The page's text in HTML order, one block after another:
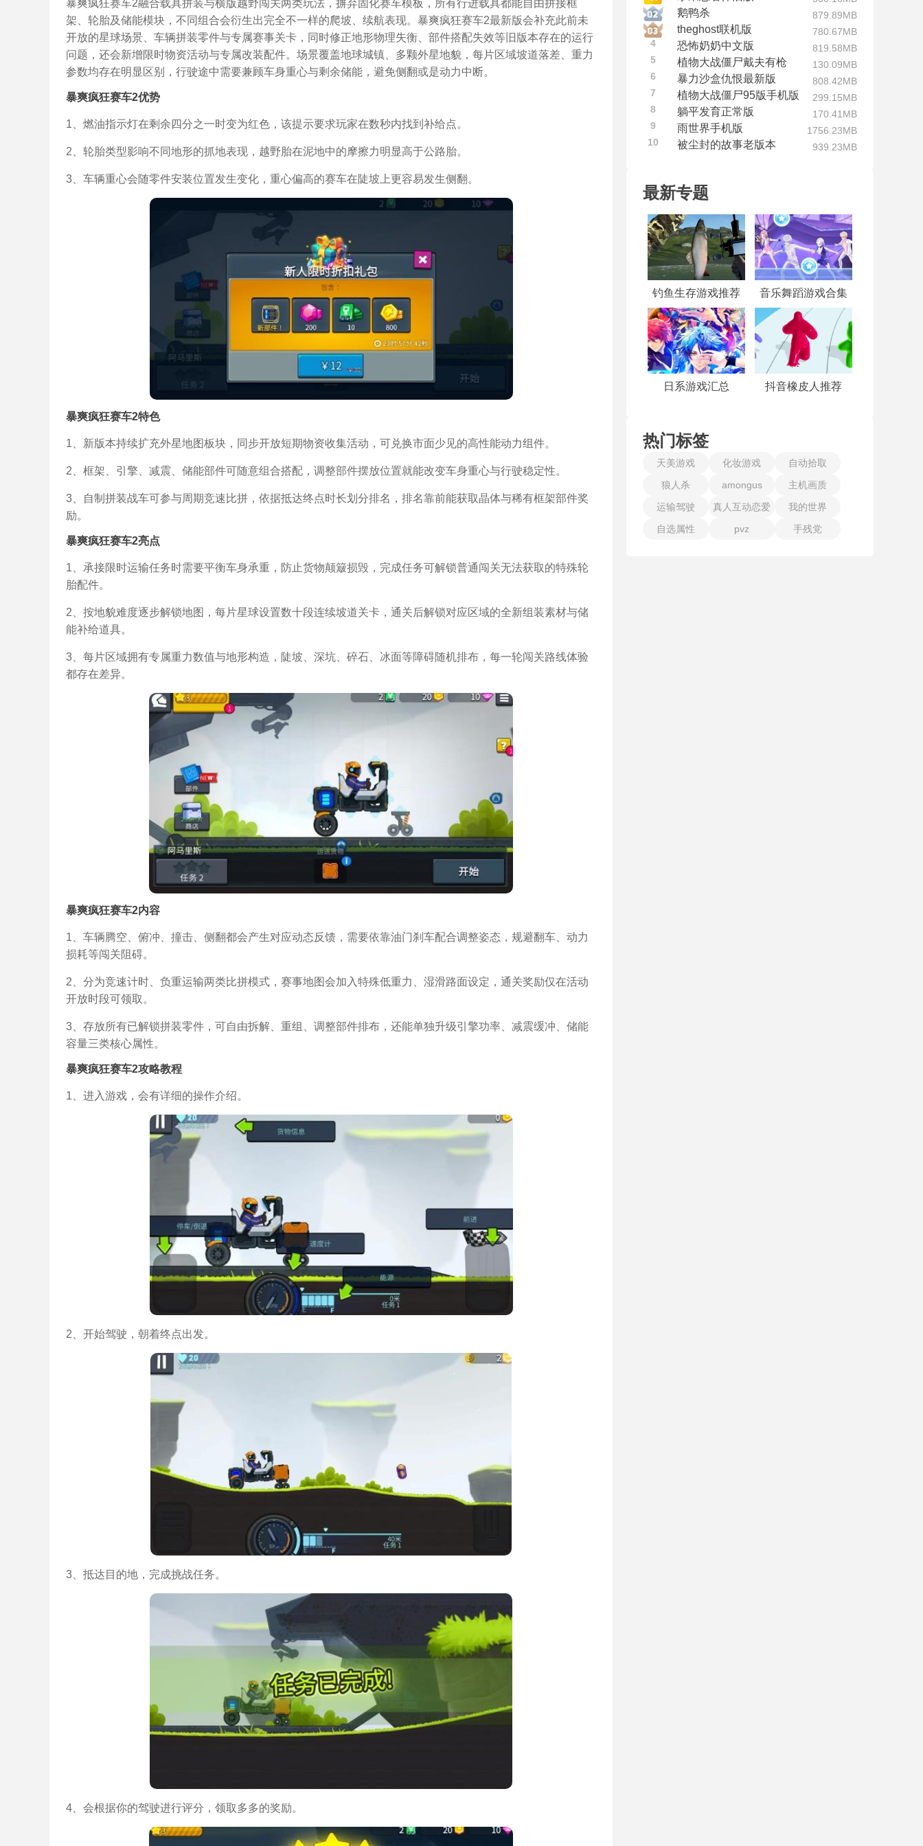
暴爽疯狂赛车2融合载具拼装与横版越野闯关两类玩法，摒弃固化赛车模板，所有行进载具都能自由拼接框
架、轮胎及储能模块，不同组合会衍生出完全不一样的爬坡、续航表现。暴爽疯狂赛车2最新版会补充此前未
开放的星球场景、车辆拼装零件与专属赛事关卡，同时修正地形物理失衡、部件搭配失效等旧版本存在的运行
问题，还会新增限时物资活动与专属改装配件。场景覆盖地球城镇、多颗外星地貌，每片区域坡道落差、重力
参数均存在明显区别，行驶途中需要兼顾车身重心与剩余储能，避免侧翻或是动力中断。
暴爽疯狂赛车2优势
1、燃油指示灯在剩余四分之一时变为红色，该提示要求玩家在数秒内找到补给点。
2、轮胎类型影响不同地形的抓地表现，越野胎在泥地中的摩擦力明显高于公路胎。
3、车辆重心会随零件安装位置发生变化，重心偏高的赛车在陡坡上更容易发生侧翻。
暴爽疯狂赛车2特色
1、新版本持续扩充外星地图板块，同步开放短期物资收集活动，可兑换市面少见的高性能动力组件。
2、框架、引擎、减震、储能部件可随意组合搭配，调整部件摆放位置就能改变车身重心与行驶稳定性。
3、自制拼装战车可参与周期竞速比拼，依据抵达终点时长划分排名，排名靠前能获取晶体与稀有框架部件奖
励。
暴爽疯狂赛车2亮点
1、承接限时运输任务时需要平衡车身承重，防止货物颠簸损毁，完成任务可解锁普通闯关无法获取的特殊轮
胎配件。
2、按地貌难度逐步解锁地图，每片星球设置数十段连续坡道关卡，通关后解锁对应区域的全新组装素材与储
能补给道具。
3、每片区域拥有专属重力数值与地形构造，陡坡、深坑、碎石、冰面等障碍随机排布，每一轮闯关路线体验
都存在差异。
暴爽疯狂赛车2内容
1、车辆腾空、俯冲、撞击、侧翻都会产生对应动态反馈，需要依靠油门刹车配合调整姿态，规避翻车、动力
损耗等闯关阻碍。
2、分为竞速计时、负重运输两类比拼模式，赛事地图会加入特殊低重力、湿滑路面设定，通关奖励仅在活动
开放时段可领取。
3、存放所有已解锁拼装零件，可自由拆解、重组、调整部件排布，还能单独升级引擎功率、减震缓冲、储能
容量三类核心属性。
暴爽疯狂赛车2攻略教程
1、进入游戏，会有详细的操作介绍。
2、开始驾驶，朝着终点出发。
3、抵达目的地，完成挑战任务。
4、会根据你的驾驶进行评分，领取多多的奖励。
鹅鸭杀 879.89MB
theghost联机版
780.67MB
4
恐怖奶奶中文版
819.58MB
5
植物大战僵尸戴夫有枪
130.09MB
6
暴力沙盒仇恨最新版
808.42MB
7
植物大战僵尸95版手机版
299.15MB
8
躺平发育正常版
170.41MB
9
雨世界手机版
1756.23MB
10
被尘封的故事老版本 939.23MB
最新专题
钓鱼生存游戏推荐 音乐舞蹈游戏合集
日系游戏汇总 抖音橡皮人推荐
热门标签
天美游戏 化妆游戏
自动拾取
狼人杀
amongus
主机画质
运输驾驶
真人互动恋爱
我的世界
自选属性
pvz 手残党